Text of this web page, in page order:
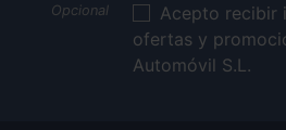
Acepto recibir
ofertas y
Automóvil S.L.